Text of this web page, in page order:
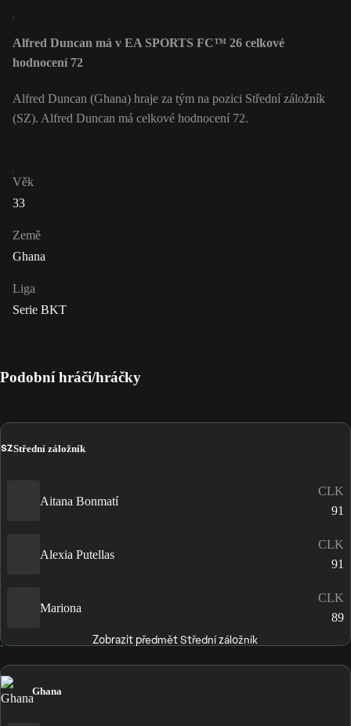
Alfred Duncan má v EA SPORTS FC™ 26 celkové
hodnocení 72
Alfred Duncan (Ghana) hraje za tým na pozici Střední záložník
(SZ). Alfred Duncan má celkové hodnocení 72.
Věk
33
Země
Ghana
Liga
Serie BKT
Podobní hráči/hráčky
SZStřední záložník
Aitana Bonmatí
CLK
91
Alexia Putellas
CLK
91
Mariona
CLK
89
Zobrazit předmět Střední záložník
Ghana